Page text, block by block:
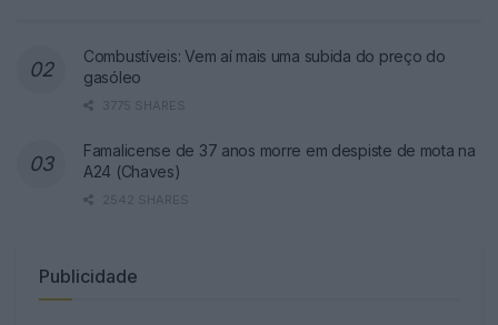
Combustíveis: Vem aí mais uma subida do preço do
gasóleo
3775 SHARES
Famalicense de 37 anos morre em despiste de mota na
A24 (Chaves)
2542 SHARES
Publicidade